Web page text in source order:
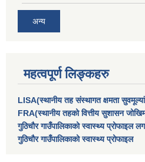
अन्य
महत्वपूर्ण लिङ्कहरु
LISA(स्थानीय तह संस्थागत क्षमता
FRA(स्थानीय तहको वित्तीय सुशासन
गुठिचौर गाउँपालिकाको स्वास्थ्य प्रोफाइल
गुठिचौर गाउँपालिकाको स्वास्थ्य प्रोफाइल